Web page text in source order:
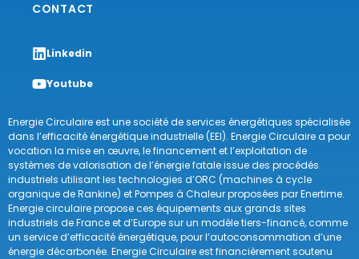
CONTACT
Linkedin
Youtube
Energie Circulaire est une société de services énergétiques spécialisée
dans l’efficacité énergétique industrielle (EEI). Energie Circulaire a pour
vocation la mise en œuvre, le financement et l’exploitation de
systèmes de valorisation de l’énergie fatale issue des procédés
industriels utilisant les technologies d’ORC (machines à cycle
organique de Rankine) et Pompes à Chaleur proposées par Enertime.
Energie circulaire propose ces équipements aux grands sites
industriels de France et d’Europe sur un modèle tiers-financé, comme
un service d’efficacité énergétique, pour l’autoconsommation d’une
énergie décarbonée. Energie Circulaire est financièrement soutenu